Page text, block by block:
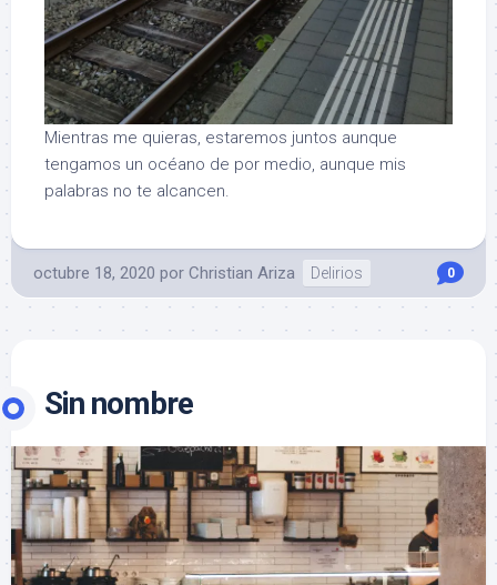
Mientras me quieras, estaremos juntos aunque
tengamos un océano de por medio, aunque mis
palabras no te alcancen.
octubre 18, 2020 por Christian Ariza Delirios 0
Sin nombre